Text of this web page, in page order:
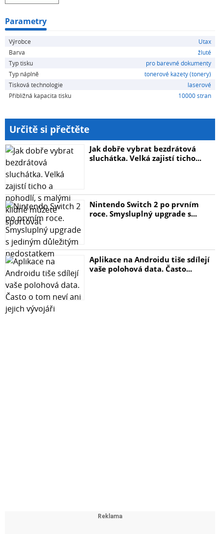
Parametry
Výrobce
Utax
Barva
žluté
Typ tisku
pro barevné dokumenty
Typ náplně
tonerové kazety (tonery)
Tisková technologie
laserové
Přibližná kapacita tisku
10000 stran
Určitě si přečtěte
Jak dobře vybrat bezdrátová
sluchátka. Velká zajistí ticho...
Nintendo Switch 2 po prvním
roce. Smysluplný upgrade s...
Aplikace na Androidu tiše sdílejí
vaše polohová data. Často...